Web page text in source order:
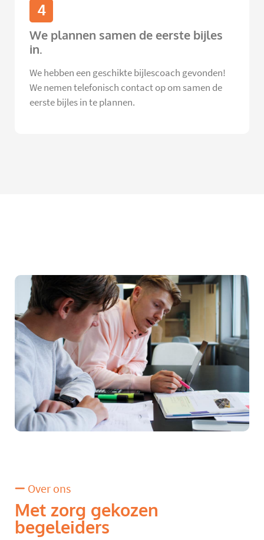
4
We plannen samen de eerste bijles
in.
We hebben een geschikte bijlescoach gevonden!
We nemen telefonisch contact op om samen de
eerste bijles in te plannen.
Over ons
Met zorg gekozen
begeleiders